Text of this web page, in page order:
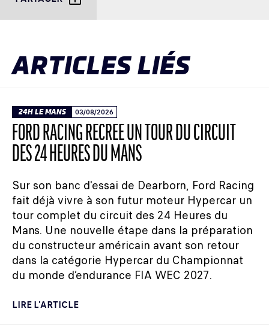
ARTICLES LIÉS
24H LE MANS 03/08/2026
FORD RACING RECRÉE UN TOUR DU CIRCUIT
DES 24 HEURES DU MANS
Sur son banc d'essai de Dearborn, Ford Racing
fait déjà vivre à son futur moteur Hypercar un
tour complet du circuit des 24 Heures du
Mans. Une nouvelle étape dans la préparation
du constructeur américain avant son retour
dans la catégorie Hypercar du Championnat
du monde d’endurance FIA WEC 2027.
LIRE L'ARTICLE